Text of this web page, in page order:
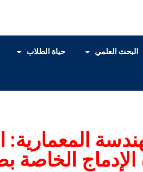
البحث العلمي حياة الطلاب
الإدماج الخاصة